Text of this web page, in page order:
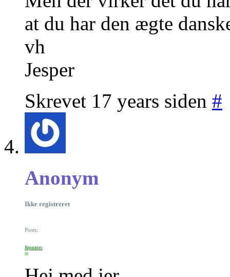
at du har den ægte
vh
Jesper
Skrevet 17 years siden #
Anonym
Ikke registreret
Posts:
Reputation: